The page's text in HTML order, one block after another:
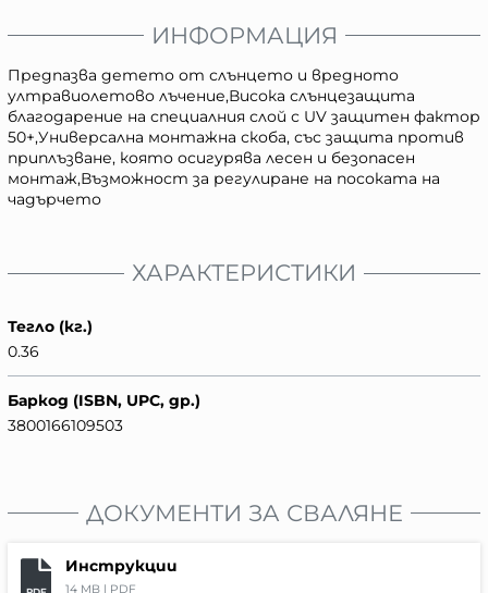
ИНФОРМАЦИЯ
Предпазва детето от слънцето и вредното
ултравиолетово лъчение,Висока слънцезащита
благодарение на специалния слой с UV защитен фактор
50+,Универсална монтажна скоба, със защита против
приплъзване, която осигурява лесен и безопасен
монтаж,Възможност за регулиране на посоката на
чадърчето
ХАРАКТЕРИСТИКИ
Тегло (кг.)
0.36
Баркод (ISBN, UPC, др.)
3800166109503
ДОКУМЕНТИ ЗА СВАЛЯНЕ
Инструкции
14 MB | PDF